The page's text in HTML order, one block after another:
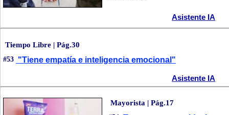
Asistente IA
Tiempo Libre | Pág.30
#53 "Tiene empatía e inteligencia emocional"
Asistente IA
Mayorista | Pág.17